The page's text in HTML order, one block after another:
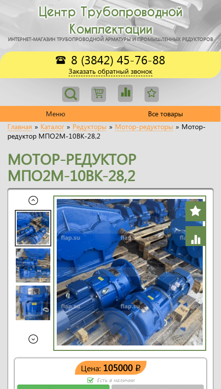
Центр Трубопроводной
Комплектации
ИНТЕРНЕТ-МАГАЗИН ТРУБОПРОВОДНОЙ АРМАТУРЫ И ПРОМЫШЛЕННЫХ РЕДУКТОРОВ
8 (3842) 45-76-88
Заказать обратный звонок
Меню
Все товары
Главная » Каталог » Редукторы » Мотор-редукторы » Мотор-
редуктор МПО2М-10ВК-28,2
МОТОР-РЕДУКТОР
МПО2М-10ВК-28,2
Цена: 105000 q
Есть в наличии